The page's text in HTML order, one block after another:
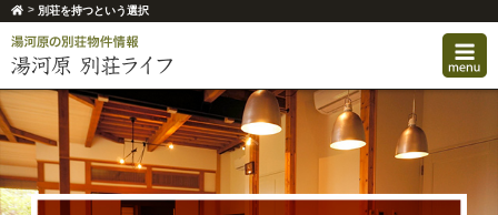
> 別荘を持つという選択